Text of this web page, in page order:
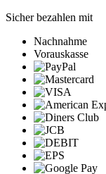
Sicher bezahlen mit
Nachnahme
Vorauskasse